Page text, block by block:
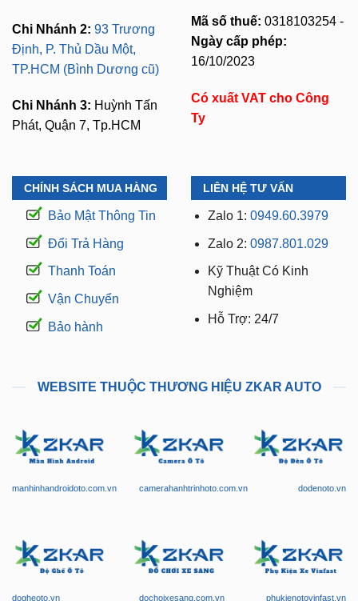
Chi Nhánh 2: 93 Trương
Định, P. Thủ Dầu Một,
TP.HCM (Bình Dương cũ)
Chi Nhánh 3: Huỳnh Tấn
Phát, Quận 7, Tp.HCM
Mã số thuế: 0318103254 -
Ngày cấp phép:
16/10/2023
Có xuất VAT cho Công
Ty
CHÍNH SÁCH MUA HÀNG
Bảo Mật Thông Tin
Đổi Trả Hàng
Thanh Toán
Vận Chuyển
Bảo hành
LIÊN HỆ TƯ VẤN
Zalo 1: 0949.60.3979
Zalo 2: 0987.801.029
Kỹ Thuật Có Kinh
Nghiệm
Hỗ Trợ: 24/7
WEBSITE THUỘC THƯƠNG HIỆU ZKAR AUTO
manhinhandroidoto.com.vn camerahanhtrinhoto.com.vn dodenoto.vn
dogheoto.vn dochoixesang.com.vn phukienotovinfast.vn